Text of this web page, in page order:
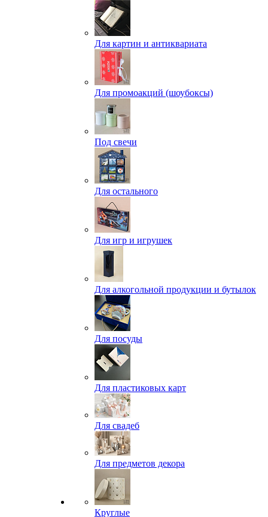
Для картин и антиквариата
Для промоакций (шоубоксы)
Под свечи
Для остального
Для игр и игрушек
Для алкогольной продукции и бутылок
Для посуды
Для пластиковых карт
Для свадеб
Для предметов декора
Круглые